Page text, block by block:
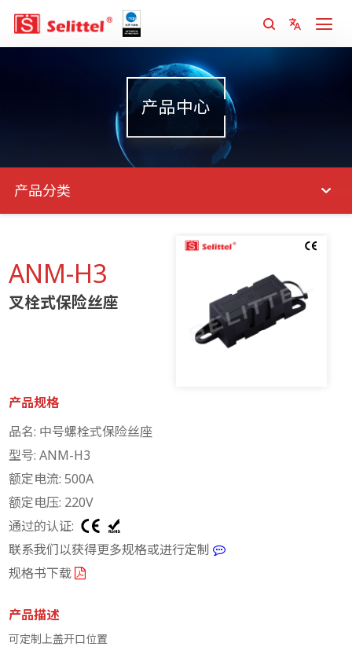
产品中心
产品分类
ANM-H3
叉栓式保险丝座
产品规格
品名: 中号螺栓式保险丝座
型号: ANM-H3
额定电流: 500A
额定电压: 220V
通过的认证:
联系我们以获得更多规格或进行定制
规格书下载
产品描述
可定制上盖开口位置